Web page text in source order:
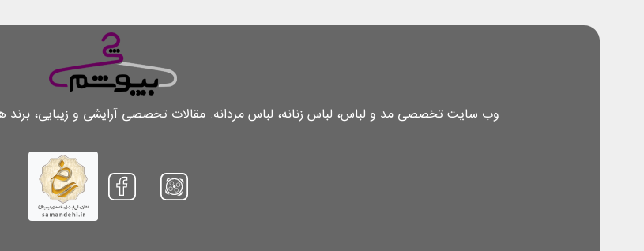
وب سایت تخصصی مد و لباس، لباس زنانه، لباس مردانه. مقالات تخصصی آرایشی و زیبایی، برند